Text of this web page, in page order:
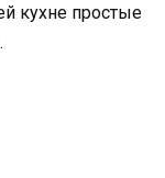
кухне простые